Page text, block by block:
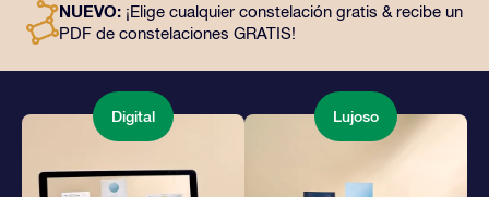
obsequiar un regalo eterno a amigos y seres queridos.
NUEVO: ¡Elige cualquier constelación gratis & recibe un
PDF de constelaciones GRATIS!
Digital Lujoso